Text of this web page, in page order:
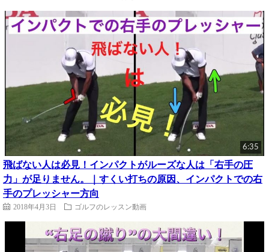
6:35
飛ばない人は必見！インパクトがルーズな人は「右手の圧
力」が足りません。｜すくい打ちの原因、インパクトでの右
手のプレッシャー方向
2018年4月3日 ゴルフのレッスン動画